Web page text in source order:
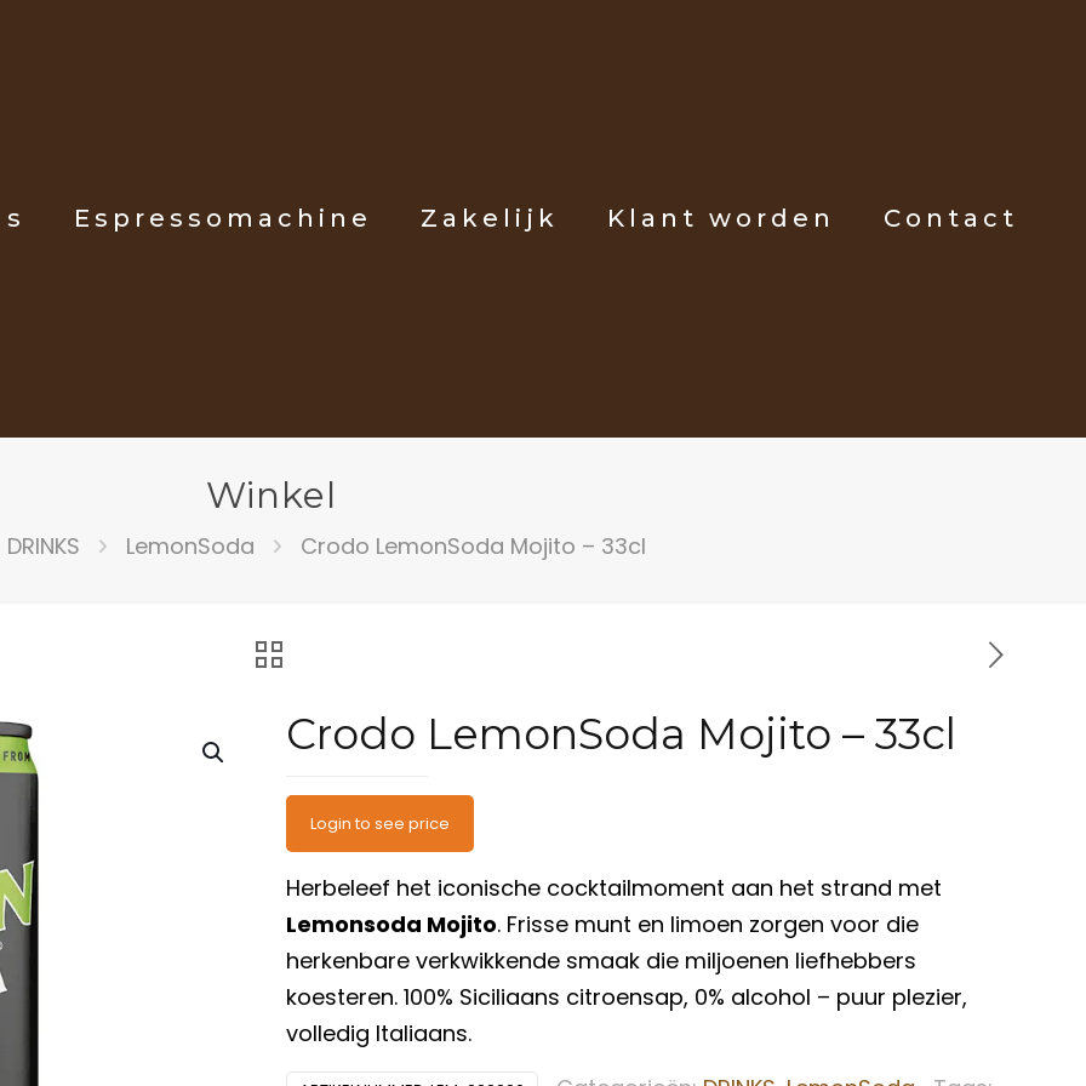
Espressomachine Zakelijk Klant worden Contact
Winkel
DRINKS LemonSoda Crodo LemonSoda Mojito – 33cl
Crodo LemonSoda Mojito – 33cl
Login to see price
Herbeleef het iconische cocktailmoment aan het strand met
Lemonsoda Mojito. Frisse munt en limoen zorgen voor die
herkenbare verkwikkende smaak die miljoenen liefhebbers
koesteren. 100% Siciliaans citroensap, 0% alcohol – puur plezier,
volledig Italiaans.